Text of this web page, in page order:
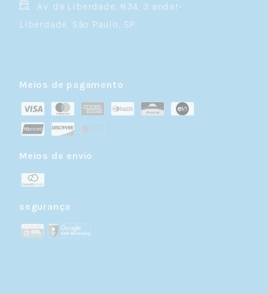
Av. da Liberdade, 834, 3 andar-
Liberdade, São Paulo, SP
Meios de pagamento
Meios de envio
segurança